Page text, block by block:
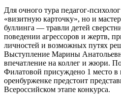
Для очного тура педагог-
«визитную карточку», но и
буллинга — травли детей
поведении агрессоров и жертв,
личностей и возможных путях
Выступление Марины
впечатление на коллег и жюри.
Филатовой присуждено 1 место в
оренбурженке предстоит
Всероссийском этапе конкурса.